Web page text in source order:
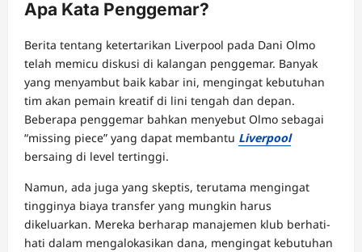
Apa Kata Penggemar?
Berita tentang ketertarikan Liverpool pada Dani Olmo
telah memicu diskusi di kalangan penggemar. Banyak
yang menyambut baik kabar ini, mengingat kebutuhan
tim akan pemain kreatif di lini tengah dan depan.
Beberapa penggemar bahkan menyebut Olmo sebagai
“missing piece” yang dapat membantu Liverpool
bersaing di level tertinggi.
Namun, ada juga yang skeptis, terutama mengingat
tingginya biaya transfer yang mungkin harus
dikeluarkan. Mereka berharap manajemen klub berhati-
hati dalam mengalokasikan dana, mengingat kebutuhan